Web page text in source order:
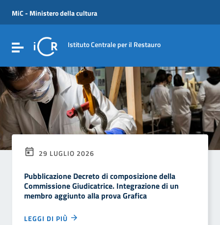
Vai al menu di navigazione
Vai al footer
MiC - Ministero della cultura
Attiva / disattiva la navigazione
Istituto Centrale per il Restauro
29 LUGLIO 2026
Pubblicazione Decreto di composizione della
Commissione Giudicatrice. Integrazione di un
membro aggiunto alla prova Grafica
LEGGI DI PIÙ